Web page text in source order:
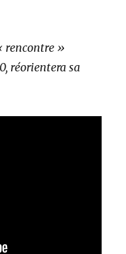
rencontre »
réorientera sa